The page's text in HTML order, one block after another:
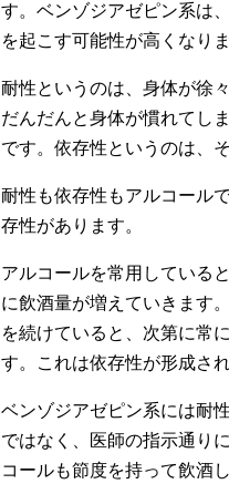
す。ベンゾジアゼピン系は
を起こす可能性が高くなりま
耐性というのは、身体が徐
だんだんと身体が慣れてし
です。依存性というのは、
耐性も依存性もアルコール
存性があります。
アルコールを常用している
に飲酒量が増えていきます
を続けていると、次第に常
す。これは依存性が形成さ
ベンゾジアゼピン系には耐
ではなく、医師の指示通り
コールも節度を持って飲酒